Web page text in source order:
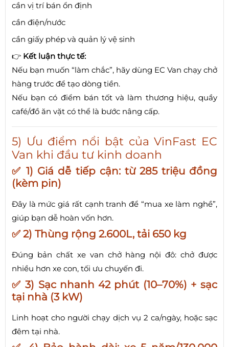
cần vị trí bán ổn định
cần điện/nước
cần giấy phép và quản lý vệ sinh
👉 Kết luận thực tế:
Nếu bạn muốn “làm chắc”, hãy dùng EC Van chạy chở
hàng trước để tạo dòng tiền.
Nếu bạn có điểm bán tốt và làm thương hiệu, quầy
café/đồ ăn vặt có thể là bước nâng cấp.
5) Ưu điểm nổi bật của VinFast EC
Van khi đầu tư kinh doanh
✅ 1) Giá dễ tiếp cận: từ 285 triệu đồng
(kèm pin)
Đây là mức giá rất cạnh tranh để “mua xe làm nghề”,
giúp bạn dễ hoàn vốn hơn.
✅ 2) Thùng rộng 2.600L, tải 650 kg
Đúng bản chất xe van chở hàng nội đô: chở được
nhiều hơn xe con, tối ưu chuyến đi.
✅ 3) Sạc nhanh 42 phút (10–70%) + sạc
tại nhà (3 kW)
Linh hoạt cho người chạy dịch vụ 2 ca/ngày, hoặc sạc
đêm tại nhà.